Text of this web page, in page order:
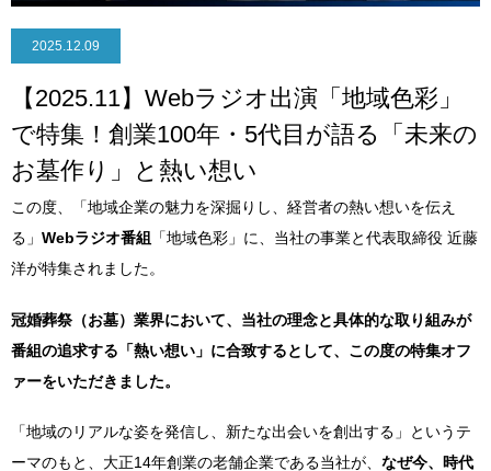
2025.12.09
【2025.11】Webラジオ出演「地域色彩」
で特集！創業100年・5代目が語る「未来の
お墓作り」と熱い想い
この度、「地域企業の魅力を深掘りし、経営者の熱い想いを伝え
る」 Webラジオ番組
「地域色彩」に、当社の事業と代表取締役 近藤
洋が特集されました。
冠婚葬祭（お墓）業界において、当社の理念と具体的な取り組みが
番組の追求する「熱い想い」に合致するとして、この度の特集オフ
ァーをいただきました。
「地域のリアルな姿を発信し、新たな出会いを創出する」というテ
ーマのもと、大正14年創業の老舗企業である当社が、 なぜ今、時代